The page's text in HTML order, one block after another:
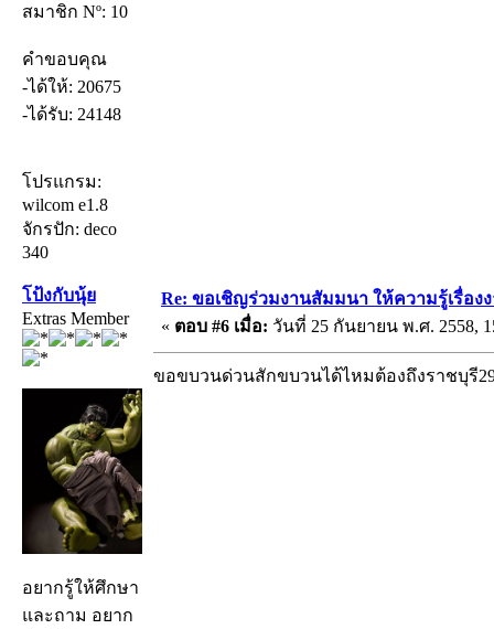
สมาชิก Nº: 10
คำขอบคุณ
-ได้ให้: 20675
-ได้รับ: 24148
โปรแกรม:
wilcom e1.8
จักรปัก: deco
340
โป้งกับนุ้ย
Extras Member
อยากรู้ให้ศึกษา
และถาม อยาก
Re: ขอเชิญร่วมงานสัมมนา ให้ความรู้เรื่อง
« ตอบ #6 เมื่อ: วันที่ 25 กันยายน พ.ศ. 2558,
ขอขบวนด่วนสักขบวนได้ไหมต้องถึงราชบุรี